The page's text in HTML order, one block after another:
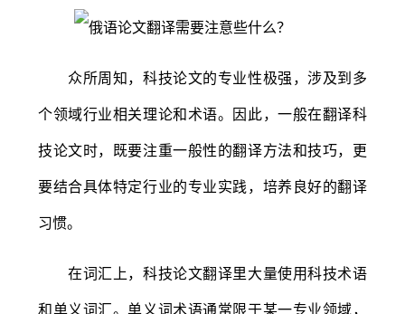
众所周知，科技论文的专业性极强，涉及到多
个领域行业相关理论和术语。因此，一般在翻译科
技论文时，既要注重一般性的翻译方法和技巧，更
要结合具体特定行业的专业实践，培养良好的翻译
习惯。
在词汇上，科技论文翻译里大量使用科技术语
和单义词汇。单义词术语通常限于某一专业领域，